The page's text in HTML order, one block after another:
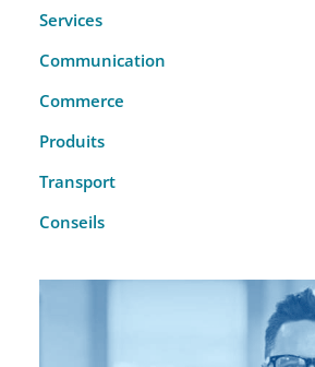
Services
Communication
Commerce
Produits
Transport
Conseils